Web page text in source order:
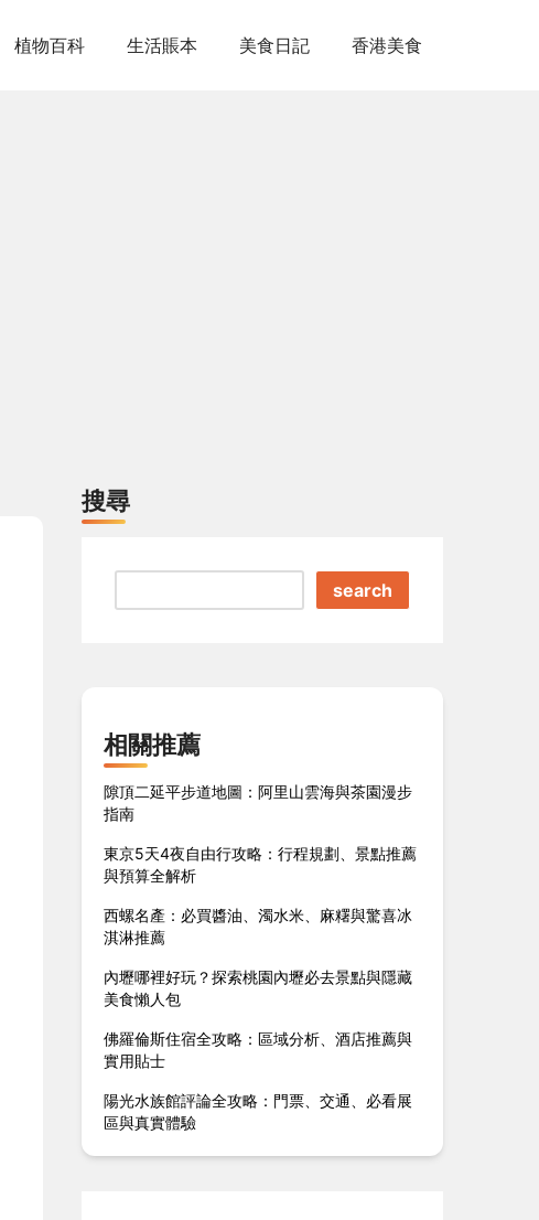
植物百科 生活賬本 美食日記 香港美食
搜尋
search
相關推薦
隙頂二延平步道地圖：阿里山雲海與茶園漫步
指南
東京5天4夜自由行攻略：行程規劃、景點推薦
與預算全解析
西螺名產：必買醬油、濁水米、麻糬與驚喜冰
淇淋推薦
內壢哪裡好玩？探索桃園內壢必去景點與隱藏
美食懶人包
佛羅倫斯住宿全攻略：區域分析、酒店推薦與
實用貼士
陽光水族館評論全攻略：門票、交通、必看展
區與真實體驗